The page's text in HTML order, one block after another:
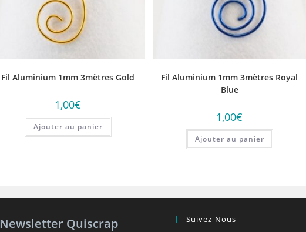
Fil Aluminium 1mm 3mètres Gold
1,00€
Ajouter au panier
Fil Aluminium 1mm 3mètres Royal
Blue
1,00€
Ajouter au panier
Newsletter Quiscrap Suivez-Nous